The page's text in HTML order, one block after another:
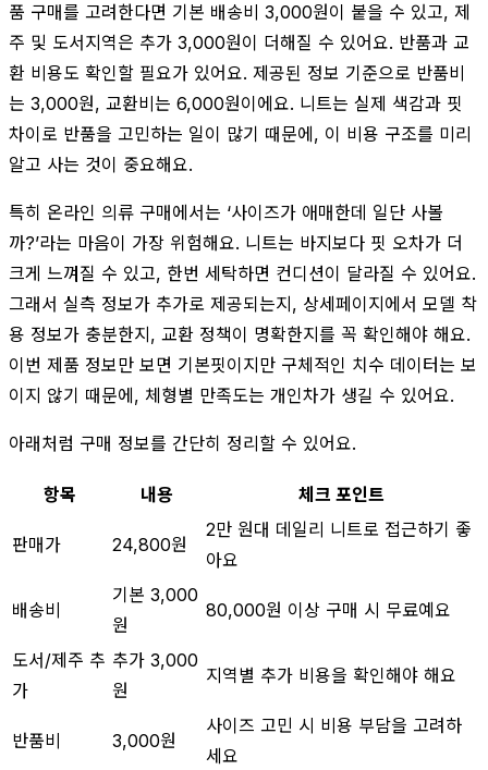
품 구매를 고려한다면 기본 배송비 3,000원이 붙을 수 있고, 제
주 및 도서지역은 추가 3,000원이 더해질 수 있어요. 반품과 교
환 비용도 확인할 필요가 있어요. 제공된 정보 기준으로 반품비
는 3,000원, 교환비는 6,000원이에요. 니트는 실제 색감과 핏
차이로 반품을 고민하는 일이 많기 때문에, 이 비용 구조를 미리
알고 사는 것이 중요해요.
특히 온라인 의류 구매에서는 ‘사이즈가 애매한데 일단 사볼
까?’라는 마음이 가장 위험해요. 니트는 바지보다 핏 오차가 더
크게 느껴질 수 있고, 한번 세탁하면 컨디션이 달라질 수 있어요.
그래서 실측 정보가 추가로 제공되는지, 상세페이지에서 모델 착
용 정보가 충분한지, 교환 정책이 명확한지를 꼭 확인해야 해요.
이번 제품 정보만 보면 기본핏이지만 구체적인 치수 데이터는 보
이지 않기 때문에, 체형별 만족도는 개인차가 생길 수 있어요.
아래처럼 구매 정보를 간단히 정리할 수 있어요.
항목 내용 체크 포인트
판매가 24,800원
2만 원대 데일리 니트로 접근하기 좋
아요
배송비
기본 3,000
원
80,000원 이상 구매 시 무료예요
도서/제주 추
가
추가 3,000
원
지역별 추가 비용을 확인해야 해요
반품비 3,000원
사이즈 고민 시 비용 부담을 고려하
세요